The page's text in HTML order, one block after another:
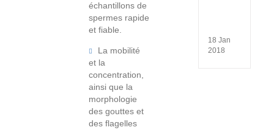
échantillons de
spermes rapide
et fiable.
La mobilité
et la
concentration,
ainsi que la
morphologie
des gouttes et
des flagelles
18 Jan
2018